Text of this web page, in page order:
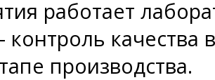
работает
контроль
производства.